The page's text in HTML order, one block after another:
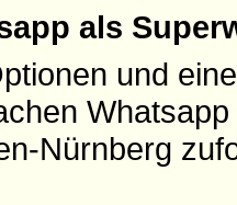
als
und
Nürnberg